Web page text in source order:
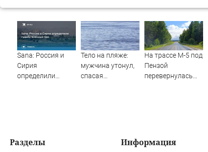
Sana: Россия и
Сирия
определили
Тело на пляже:
мужчина утонул,
спасая
На трассе М-5 под
Пензой
перевернулась
Разделы Информация